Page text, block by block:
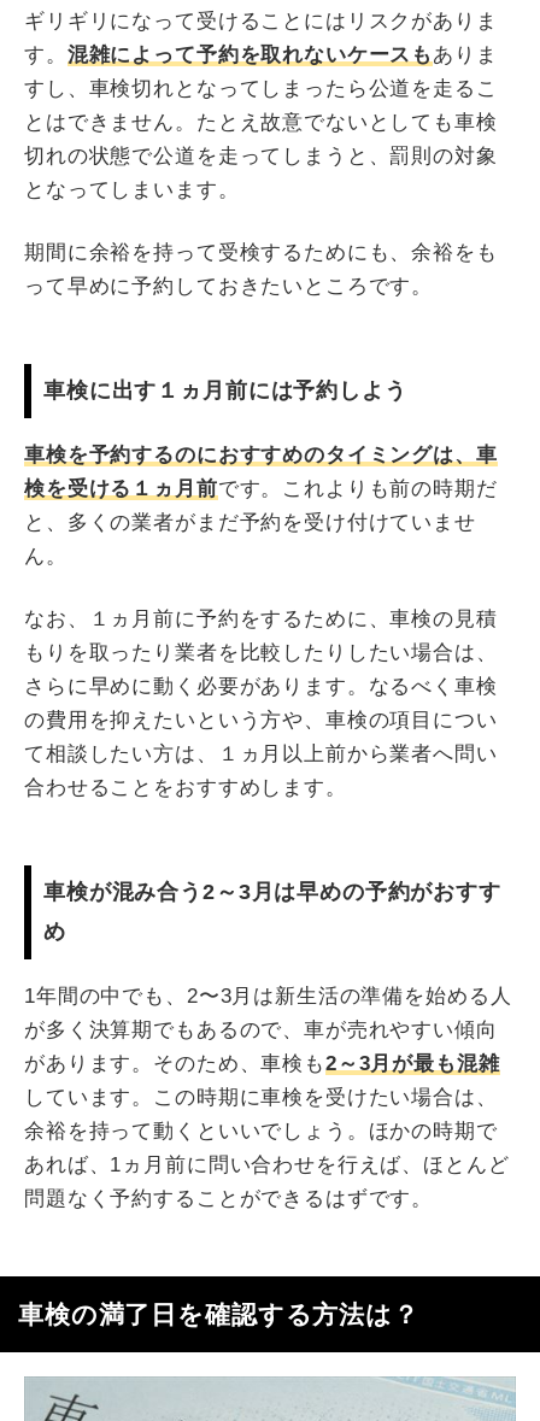
ギリギリになって受けることにはリスクがありま
す。 混雑によって予約を取れないケースも ありま
すし、車検切れとなってしまったら公道を走るこ
とはできません。たとえ故意でないとしても車検
切れの状態で公道を走ってしまうと、罰則の対象
となってしまいます。
期間に余裕を持って受検するためにも、余裕をも
って早めに予約しておきたいところです。
車検に出す１ヵ月前には予約しよう
車検を予約するのにおすすめのタイミングは、車
検を受ける１ヵ月前です。これよりも前の時期だ
と、多くの業者がまだ予約を受け付けていませ
ん。
なお、１ヵ月前に予約をするために、車検の見積
もりを取ったり業者を比較したりしたい場合は、
さらに早めに動く必要があります。なるべく車検
の費用を抑えたいという方や、車検の項目につい
て相談したい方は、１ヵ月以上前から業者へ問い
合わせることをおすすめします。
車検が混み合う2～3月は早めの予約がおすす
め
1年間の中でも、2〜3月は新生活の準備を始める人
が多く決算期でもあるので、車が売れやすい傾向
があります。そのため、車検も2～3月が最も混雑
しています。この時期に車検を受けたい場合は、
余裕を持って動くといいでしょう。ほかの時期で
あれば、1ヵ月前に問い合わせを行えば、ほとんど
問題なく予約することができるはずです。
車検の満了日を確認する方法は？